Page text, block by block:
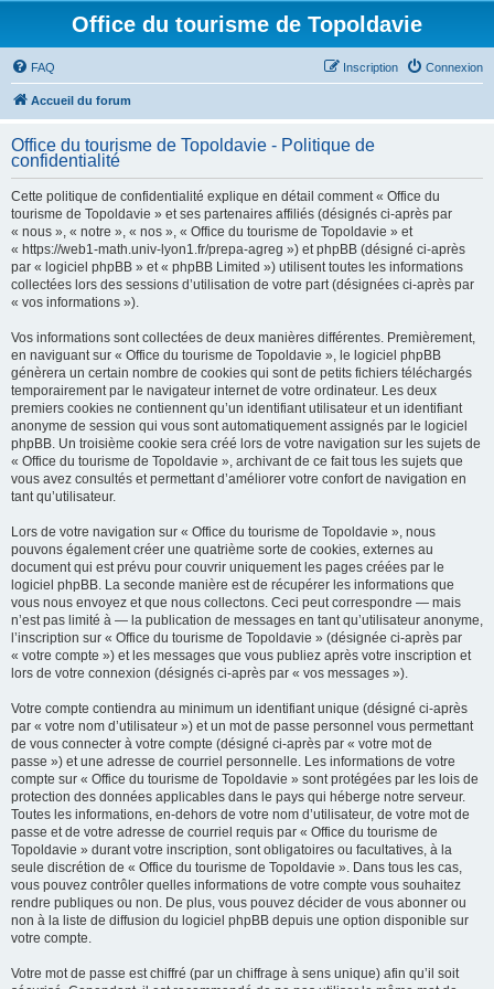
Office du tourisme de Topoldavie
FAQ Connexion
Inscription
Accueil du forum
Office du tourisme de Topoldavie - Politique de
confidentialité
Cette politique de confidentialité explique en détail comment « Office du
tourisme de Topoldavie » et ses partenaires affiliés (désignés ci-après par
« nous », « notre », « nos », « Office du tourisme de Topoldavie » et
« https://web1-math.univ-lyon1.fr/prepa-agreg ») et phpBB (désigné ci-après
par « logiciel phpBB » et « phpBB Limited ») utilisent toutes les informations
collectées lors des sessions d’utilisation de votre part (désignées ci-après par
« vos informations »).
Vos informations sont collectées de deux manières différentes. Premièrement,
en naviguant sur « Office du tourisme de Topoldavie », le logiciel phpBB
génèrera un certain nombre de cookies qui sont de petits fichiers téléchargés
temporairement par le navigateur internet de votre ordinateur. Les deux
premiers cookies ne contiennent qu’un identifiant utilisateur et un identifiant
anonyme de session qui vous sont automatiquement assignés par le logiciel
phpBB. Un troisième cookie sera créé lors de votre navigation sur les sujets de
« Office du tourisme de Topoldavie », archivant de ce fait tous les sujets que
vous avez consultés et permettant d’améliorer votre confort de navigation en
tant qu’utilisateur.
Lors de votre navigation sur « Office du tourisme de Topoldavie », nous
pouvons également créer une quatrième sorte de cookies, externes au
document qui est prévu pour couvrir uniquement les pages créées par le
logiciel phpBB. La seconde manière est de récupérer les informations que
vous nous envoyez et que nous collectons. Ceci peut correspondre — mais
n’est pas limité à — la publication de messages en tant qu’utilisateur anonyme,
l’inscription sur « Office du tourisme de Topoldavie » (désignée ci-après par
« votre compte ») et les messages que vous publiez après votre inscription et
lors de votre connexion (désignés ci-après par « vos messages »).
Votre compte contiendra au minimum un identifiant unique (désigné ci-après
par « votre nom d’utilisateur ») et un mot de passe personnel vous permettant
de vous connecter à votre compte (désigné ci-après par « votre mot de
passe ») et une adresse de courriel personnelle. Les informations de votre
compte sur « Office du tourisme de Topoldavie » sont protégées par les lois de
protection des données applicables dans le pays qui héberge notre serveur.
Toutes les informations, en-dehors de votre nom d’utilisateur, de votre mot de
passe et de votre adresse de courriel requis par « Office du tourisme de
Topoldavie » durant votre inscription, sont obligatoires ou facultatives, à la
seule discrétion de « Office du tourisme de Topoldavie ». Dans tous les cas,
vous pouvez contrôler quelles informations de votre compte vous souhaitez
rendre publiques ou non. De plus, vous pouvez décider de vous abonner ou
non à la liste de diffusion du logiciel phpBB depuis une option disponible sur
votre compte.
Votre mot de passe est chiffré (par un chiffrage à sens unique) afin qu’il soit